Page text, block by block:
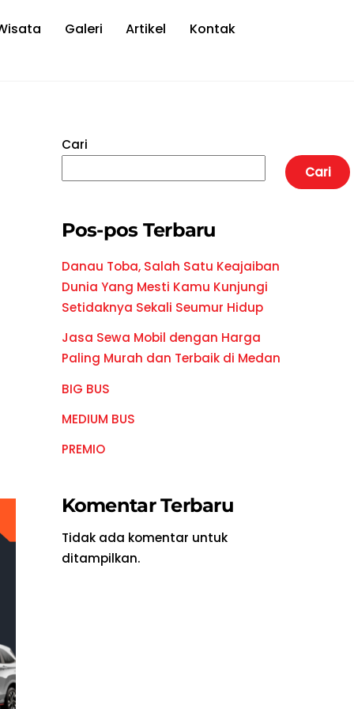
Galeri Artikel Kontak
Cari
Cari
Pos-pos Terbaru
Danau Toba, Salah Satu Keajaiban
Dunia Yang Mesti Kamu Kunjungi
Setidaknya Sekali Seumur Hidup
Jasa Sewa Mobil dengan Harga
Paling Murah dan Terbaik di Medan
BIG BUS
MEDIUM BUS
PREMIO
Komentar Terbaru
Tidak ada komentar untuk
ditampilkan.